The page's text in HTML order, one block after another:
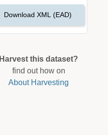
Download XML (EAD)
Harvest this dataset?
find out how on
About Harvesting